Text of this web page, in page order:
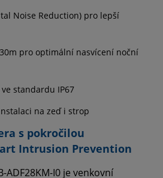
Noise Reduction) pro lepší
pro optimální nasvícení noční
standardu IP67
na zeď i strop
s pokročilou
Intrusion Prevention
ADF28KM-I0 je venkovní